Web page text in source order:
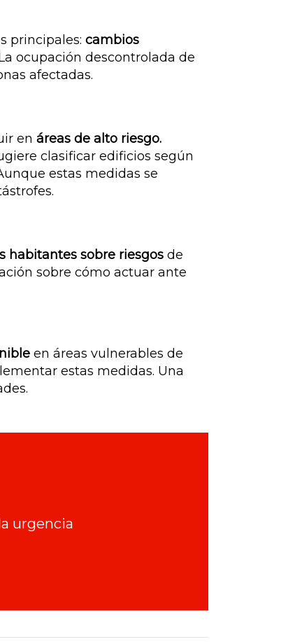
principales: cambios
ocupación descontrolada de
afectadas.
en áreas de alto riesgo.
clasificar edificios según
estas medidas se
habitantes sobre riesgos de
sobre cómo actuar ante
en áreas vulnerables de
estas medidas. Una
urgencia